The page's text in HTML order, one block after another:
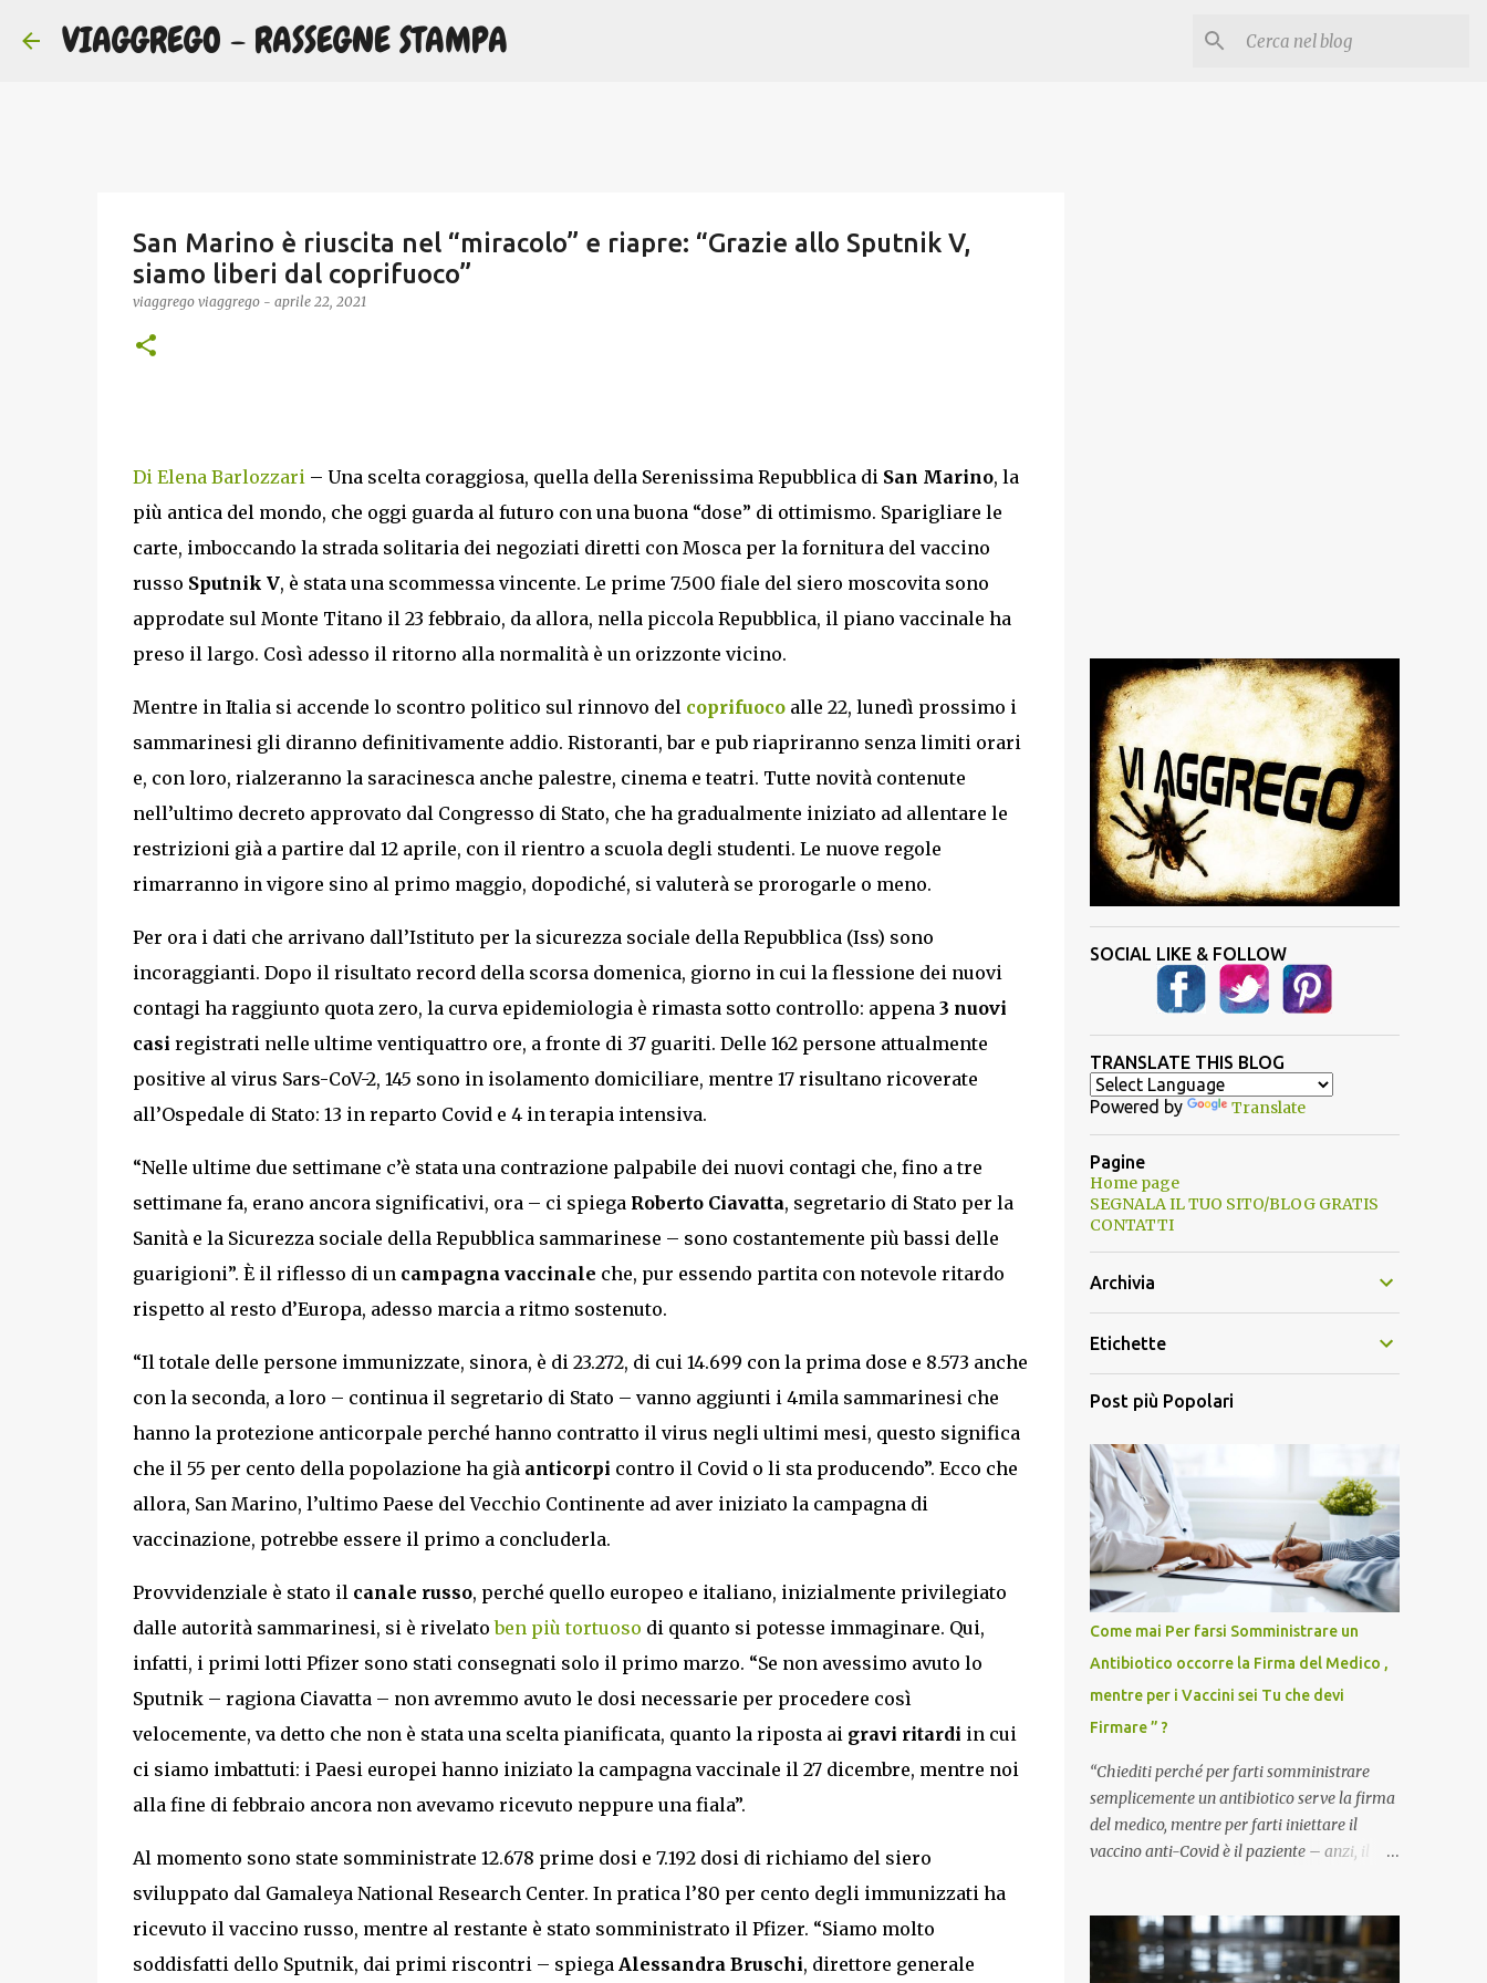
VIAGGREGO - RASSEGNE STAMPA
San Marino è riuscita nel “miracolo” e riapre: “Grazie allo Sputnik V,
siamo liberi dal coprifuoco”
viaggrego viaggrego - aprile 22, 2021
Di Elena Barlozzari– Una scelta coraggiosa, quella della Serenissima Repubblica di San Marino, la
più antica del mondo, che oggi guarda al futuro con una buona “dose” di ottimismo. Sparigliare le
carte, imboccando la strada solitaria dei negoziati diretti con Mosca per la fornitura del vaccino
russo Sputnik V, è stata una scommessa vincente. Le prime 7.500 fiale del siero moscovita sono
approdate sul Monte Titano il 23 febbraio, da allora, nella piccola Repubblica, il piano vaccinale ha
preso il largo. Così adesso il ritorno alla normalità è un orizzonte vicino.
Mentre in Italia si accende lo scontro politico sul rinnovo del coprifuocoalle 22, lunedì prossimo i
sammarinesi gli diranno definitivamente addio. Ristoranti, bar e pub riapriranno senza limiti orari
e, con loro, rialzeranno la saracinesca anche palestre, cinema e teatri. Tutte novità contenute
nell’ultimo decreto approvato dal Congresso di Stato, che ha gradualmente iniziato ad allentare le
restrizioni già a partire dal 12 aprile, con il rientro a scuola degli studenti. Le nuove regole
rimarranno in vigore sino al primo maggio, dopodiché, si valuterà se prorogarle o meno.
Per ora i dati che arrivano dall’Istituto per la sicurezza sociale della Repubblica (Iss) sono
incoraggianti. Dopo il risultato record della scorsa domenica, giorno in cui la flessione dei nuovi
contagi ha raggiunto quota zero, la curva epidemiologia è rimasta sotto controllo: appena 3 nuovi
casi registrati nelle ultime ventiquattro ore, a fronte di 37 guariti. Delle 162 persone attualmente
positive al virus Sars-CoV-2, 145 sono in isolamento domiciliare, mentre 17 risultano ricoverate
all’Ospedale di Stato: 13 in reparto Covid e 4 in terapia intensiva.
“Nelle ultime due settimane c’è stata una contrazione palpabile dei nuovi contagi che, fino a tre
settimane fa, erano ancora significativi, ora – ci spiega Roberto Ciavatta, segretario di Stato per la
Sanità e la Sicurezza sociale della Repubblica sammarinese – sono costantemente più bassi delle
guarigioni”. È il riflesso di un campagna vaccinale che, pur essendo partita con notevole ritardo
rispetto al resto d’Europa, adesso marcia a ritmo sostenuto.
“Il totale delle persone immunizzate, sinora, è di 23.272, di cui 14.699 con la prima dose e 8.573 anche
con la seconda, a loro – continua il segretario di Stato – vanno aggiunti i 4mila sammarinesi che
hanno la protezione anticorpale perché hanno contratto il virus negli ultimi mesi, questo significa
che il 55 per cento della popolazione ha già anticorpi contro il Covid o li sta producendo”. Ecco che
allora, San Marino, l’ultimo Paese del Vecchio Continente ad aver iniziato la campagna di
vaccinazione, potrebbe essere il primo a concluderla.
Provvidenziale è stato il canale russo, perché quello europeo e italiano, inizialmente privilegiato
dalle autorità sammarinesi, si è rivelatoben più tortuoso di quanto si potesse immaginare. Qui,
infatti, i primi lotti Pfizer sono stati consegnati solo il primo marzo. “Se non avessimo avuto lo
Sputnik – ragiona Ciavatta – non avremmo avuto le dosi necessarie per procedere così
velocemente, va detto che non è stata una scelta pianificata, quanto la riposta ai gravi ritardi in cui
ci siamo imbattuti: i Paesi europei hanno iniziato la campagna vaccinale il 27 dicembre, mentre noi
alla fine di febbraio ancora non avevamo ricevuto neppure una fiala”.
Al momento sono state somministrate 12.678 prime dosi e 7.192 dosi di richiamo del siero
sviluppato dal Gamaleya National Research Center. In pratica l’80 per cento degli immunizzati ha
ricevuto il vaccino russo, mentre al restante è stato somministrato il Pfizer. “Siamo molto
soddisfatti dello Sputnik, dai primi riscontri – spiega Alessandra Bruschi, direttore generale
SOCIAL LIKE & FOLLOW
TRANSLATE THIS BLOG
Powered by Translate
Pagine
Home page
SEGNALA IL TUO SITO/BLOG GRATIS
CONTATTI
Archivia
Etichette
Post più Popolari
Come mai Per farsi Somministrare un
Antibiotico occorre la Firma del Medico ,
mentre per i Vaccini sei Tu che devi
Firmare ” ?
“Chiediti perché per farti somministrare
semplicemente un antibiotico serve la firma
del medico, mentre per farti iniettare il
vaccino anti-Covid è il paziente – anzi, il
domanda tanto semplice quanto devastante
quella posta dal dottor Andrea Stramezzi,